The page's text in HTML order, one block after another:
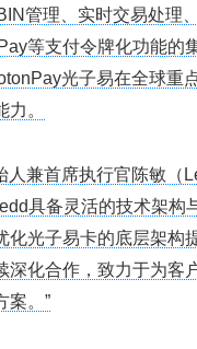
管理、实时交易处理
等支付令牌化功能的
光子易在全球重
。
人兼首席执行官陈敏（
具备灵活的技术架构
化光子易卡的底层架构
深化合作，致力于为客
案。”